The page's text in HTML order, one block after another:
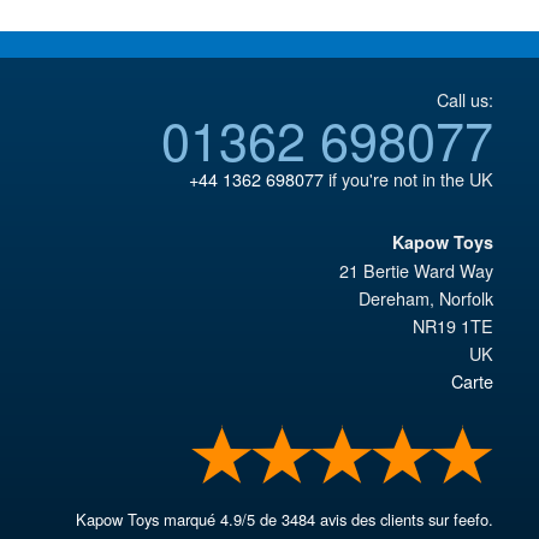
Call us:
01362 698077
+44 1362 698077if you're not in the UK
Kapow Toys
21 Bertie Ward Way
Dereham, Norfolk
NR19 1TE
UK
Carte
Kapow Toys marqué4.9/5 de3484 avis des clients sur feefo.